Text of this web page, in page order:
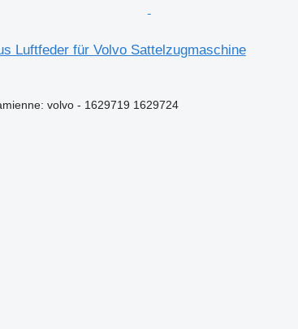
Luftfeder für Volvo Sattelzugmaschine
volvo - 1629719 1629724